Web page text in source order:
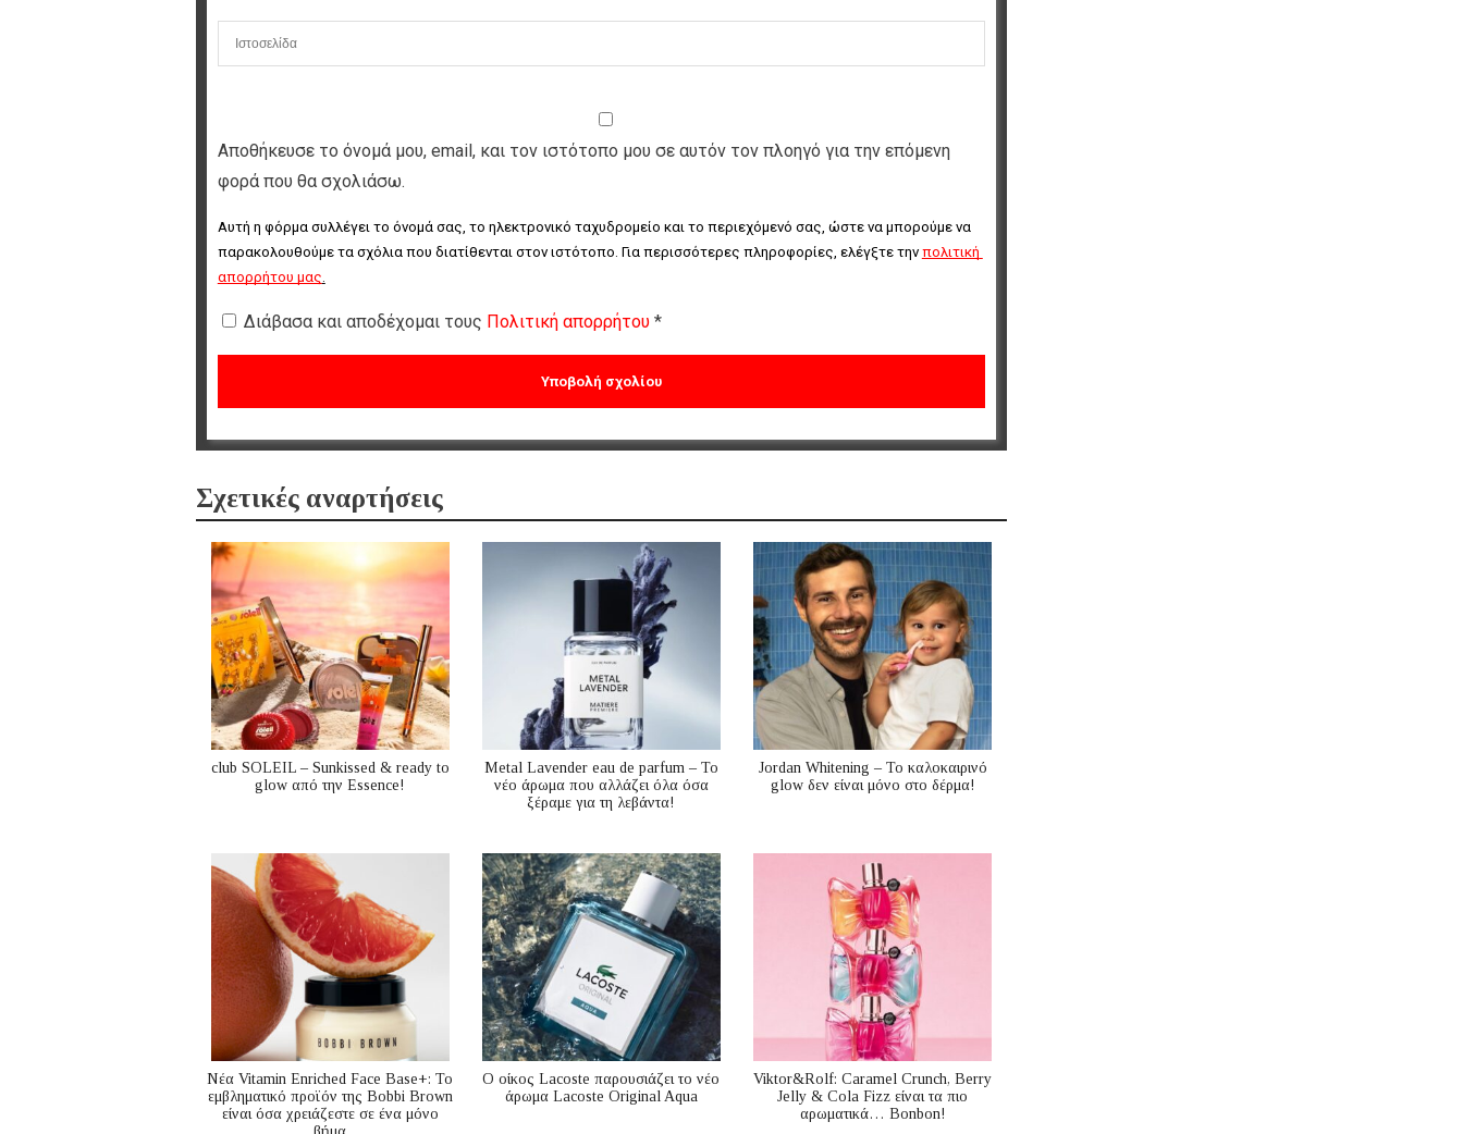
Αποθήκευσε το όνομά μου, email, και τον ιστότοπο μου σε αυτόν τον πλοηγό για την επόμενη
φορά που θα σχολιάσω.
Αυτή η φόρμα συλλέγει το όνομά σας, το ηλεκτρονικό ταχυδρομείο και το περιεχόμενό σας, ώστε να μπορούμε να
παρακολουθούμε τα σχόλια που διατίθενται στον ιστότοπο. Για περισσότερες πληροφορίες, ελέγξτε την πολιτική
απορρήτου μας.
Διάβασα και αποδέχομαι τους Πολιτική απορρήτου *
Σχετικές αναρτήσεις
club SOLEIL – Sunkissed & ready to
glow από την Essence!
Metal Lavender eau de parfum – Το
νέο άρωμα που αλλάζει όλα όσα
ξέραμε για τη λεβάντα!
Jordan Whitening – Το καλοκαιρινό
glow δεν είναι μόνο στο δέρμα!
Nέα Vitamin Enriched Face Base+: Το
εμβληματικό προϊόν της Bobbi Brown
είναι όσα χρειάζεστε σε ένα μόνο
Ο οίκος Lacoste παρουσιάζει το νέο
άρωμα Lacoste Original Aqua
Viktor&Rolf: Caramel Crunch, Berry
Jelly & Cola Fizz είναι τα πιο
αρωματικά… Bonbon!